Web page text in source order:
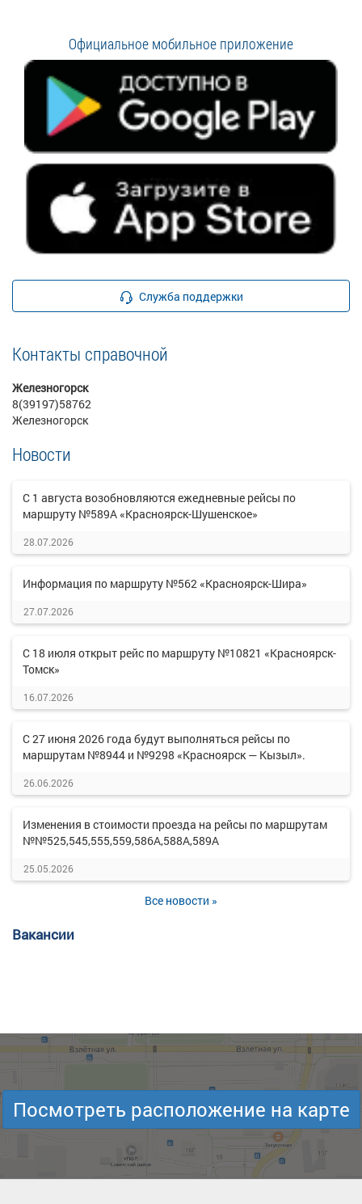
Официальное мобильное приложение
Служба поддержки
Контакты справочной
Железногорск
8(39197)58762
Железногорск
Новости
С 1 августа возобновляются ежедневные рейсы по
маршруту №589А «Красноярск-Шушенское»
28.07.2026
Информация по маршруту №562 «Красноярск-Шира»
27.07.2026
С 18 июля открыт рейс по маршруту №10821 «Красноярск-
Томск»
16.07.2026
С 27 июня 2026 года будут выполняться рейсы по
маршрутам №8944 и №9298 «Красноярск — Кызыл».
26.06.2026
Изменения в стоимости проезда на рейсы по маршрутам
№№525,545,555,559,586А,588А,589А
25.05.2026
Все новости »
Вакансии
Посмотреть расположение на карте